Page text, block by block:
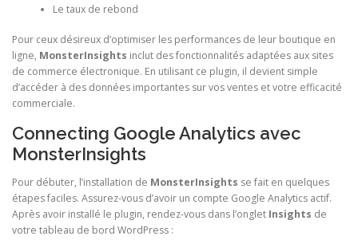
Le taux de rebond
Pour ceux désireux d’optimiser les performances de leur boutique en
ligne, MonsterInsights inclut des fonctionnalités adaptées aux sites
de commerce électronique. En utilisant ce plugin, il devient simple
d’accéder à des données importantes sur vos ventes et votre efficacité
commerciale.
Connecting Google Analytics avec
MonsterInsights
Pour débuter, l’installation de MonsterInsights se fait en quelques
étapes faciles. Assurez-vous d’avoir un compte Google Analytics actif.
Après avoir installé le plugin, rendez-vous dans l’onglet Insights de
votre tableau de bord WordPress :